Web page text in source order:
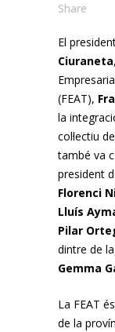
Share
El
Ciuraneta
(FEAT),
la
col·lectiu
també va
president
Florenci
Lluís
Pilar
dintre de
Gemma
La FEAT
de la